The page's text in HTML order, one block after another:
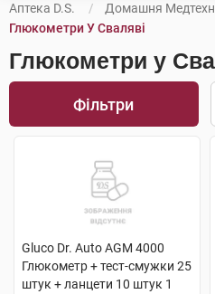
Аптека D.S. Домашня
Глюкометри У Сваляві
Глюкометри у
Фільтри
Gluco Dr. Auto AGM 4000
Глюкометр + тест-смужки 25
штук + ланцети 10 штук 1